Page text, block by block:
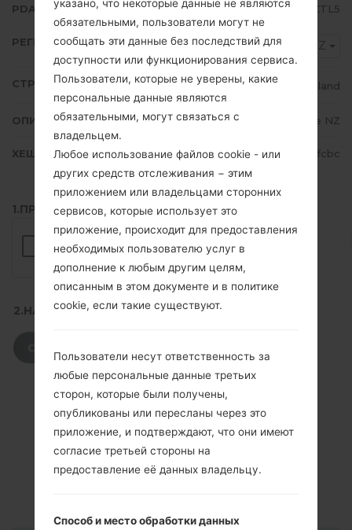
PDA/AP ВЕРСИЯ N986BXXU1CTL5
РЕГИОН VNZ
СТРАНА New Zealand
ОПИСАНИЕ Vodafone NZ
ХЕШ 5730233067d14a41c02fbaa4b48ffcbc
1.ПРОВЕРИТЬ НАЛИЧИЕ RECAPTCHA
2.НАЖМИТЕ, ЧТОБЫ СКАЧАТЬ
указано, что некоторые данные не являются
обязательными, пользователи могут не
сообщать эти данные без последствий для
доступности или функционирования сервиса.
Пользователи, которые не уверены, какие
персональные данные являются
обязательными, могут связаться с
владельцем.
Любое использование файлов cookie - или
других средств отслеживания − этим
приложением или владельцами сторонних
сервисов, которые использует это
приложение, происходит для предоставления
необходимых пользователю услуг в
дополнение к любым другим целям,
описанным в этом документе и в политике
cookie, если такие существуют.
Пользователи несут ответственность за
любые персональные данные третьих
сторон, которые были получены,
опубликованы или пересланы через это
приложение, и подтверждают, что они имеют
согласие третьей стороны на
предоставление её данных владельцу.
Способ и место обработки данных